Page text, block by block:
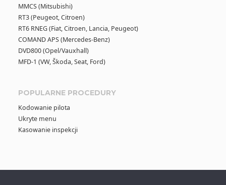
MMCS (Mitsubishi)
RT3 (Peugeot, Citroen)
RT6 RNEG (Fiat, Citroen, Lancia, Peugeot)
COMAND APS (Mercedes-Benz)
DVD800 (Opel/Vauxhall)
MFD-1 (VW, Škoda, Seat, Ford)
POPULARNE PROCEDURY
Kodowanie pilota
Ukryte menu
Kasowanie inspekcji